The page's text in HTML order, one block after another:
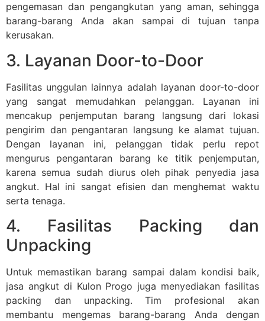
pengemasan dan pengangkutan yang aman, sehingga
barang-barang Anda akan sampai di tujuan tanpa
kerusakan.
3. Layanan Door-to-Door
Fasilitas unggulan lainnya adalah layanan door-to-door
yang sangat memudahkan pelanggan. Layanan ini
mencakup penjemputan barang langsung dari lokasi
pengirim dan pengantaran langsung ke alamat tujuan.
Dengan layanan ini, pelanggan tidak perlu repot
mengurus pengantaran barang ke titik penjemputan,
karena semua sudah diurus oleh pihak penyedia jasa
angkut. Hal ini sangat efisien dan menghemat waktu
serta tenaga.
4. Fasilitas Packing dan
Unpacking
Untuk memastikan barang sampai dalam kondisi baik,
jasa angkut di Kulon Progo juga menyediakan fasilitas
packing dan unpacking. Tim profesional akan
membantu mengemas barang-barang Anda dengan